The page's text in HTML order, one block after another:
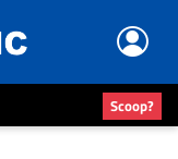
Scoop?